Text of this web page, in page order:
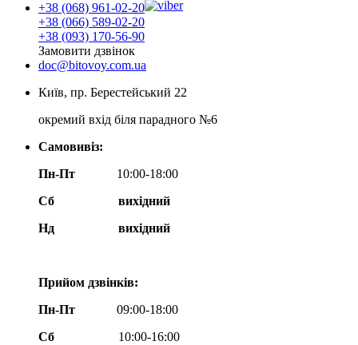
+38 (068) 961-02-20
+38 (066) 589-02-20
+38 (093) 170-56-90
Замовити дзвінок
doc@bitovoy.com.ua
Київ, пр. Берестейський 22
окремий вхід біля парадного №6
Самовивіз:
Пн-Пт
10:00-18:00
Сб
вихідний
Нд
вихідний
Прийом дзвінків:
Пн-Пт
09:00-18:00
Сб
10:00-16:00